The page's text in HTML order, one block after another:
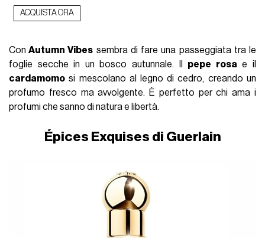
ACQUISTA ORA
Con Autumn Vibes sembra di fare una passeggiata tra le
foglie secche in un bosco autunnale. Il pepe rosa e il
cardamomo si mescolano al legno di cedro, creando un
profumo fresco ma avvolgente. È perfetto per chi ama i
profumi che sanno di natura e libertà.
Épices Exquises di Guerlain